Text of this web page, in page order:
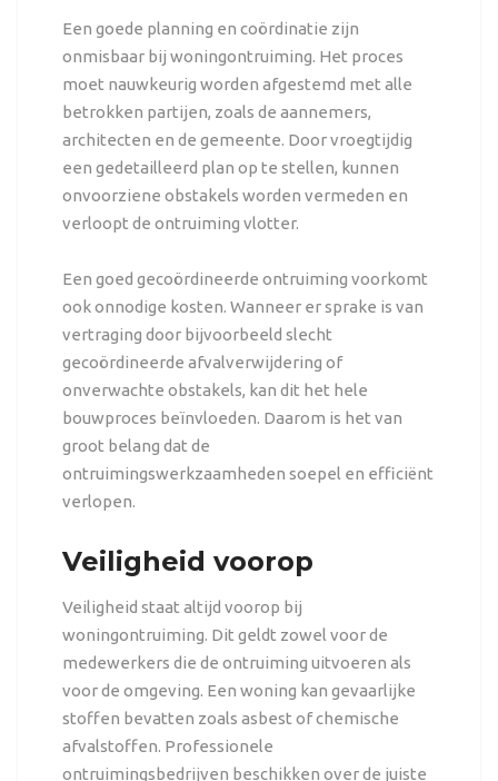
Een goede planning en coördinatie zijn
onmisbaar bij woningontruiming. Het proces
moet nauwkeurig worden afgestemd met alle
betrokken partijen, zoals de aannemers,
architecten en de gemeente. Door vroegtijdig
een gedetailleerd plan op te stellen, kunnen
onvoorziene obstakels worden vermeden en
verloopt de ontruiming vlotter.
Een goed gecoördineerde ontruiming voorkomt
ook onnodige kosten. Wanneer er sprake is van
vertraging door bijvoorbeeld slecht
gecoördineerde afvalverwijdering of
onverwachte obstakels, kan dit het hele
bouwproces beïnvloeden. Daarom is het van
groot belang dat de
ontruimingswerkzaamheden soepel en efficiënt
verlopen.
Veiligheid voorop
Veiligheid staat altijd voorop bij
woningontruiming. Dit geldt zowel voor de
medewerkers die de ontruiming uitvoeren als
voor de omgeving. Een woning kan gevaarlijke
stoffen bevatten zoals asbest of chemische
afvalstoffen. Professionele
ontruimingsbedrijven beschikken over de juiste